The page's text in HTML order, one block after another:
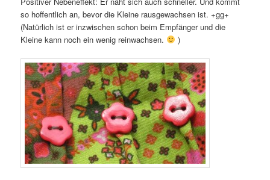
so hoffentlich an, bevor die Kleine rausgewachsen ist. +gg+
(Natürlich ist er inzwischen schon beim Empfänger und die
Kleine kann noch ein wenig reinwachsen.
)